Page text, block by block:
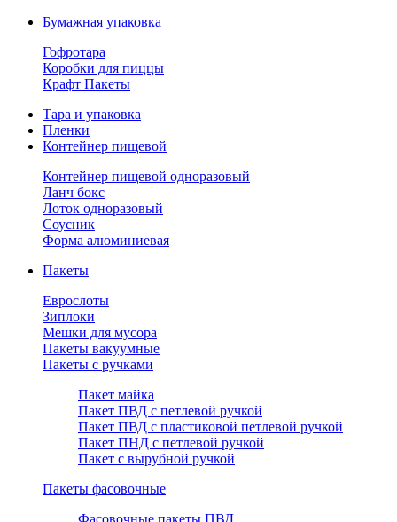
Бумажная упаковка
Гофротара
Коробки для пиццы
Крафт Пакеты
Тара и упаковка
Пленки
Контейнер пищевой
Контейнер пищевой одноразовый
Ланч бокс
Лоток одноразовый
Соусник
Форма алюминиевая
Пакеты
Еврослоты
Зиплоки
Мешки для мусора
Пакеты вакуумные
Пакеты с ручками
Пакет майка
Пакет ПВД с петлевой ручкой
Пакет ПВД с пластиковой петлевой ручкой
Пакет ПНД с петлевой ручкой
Пакет с вырубной ручкой
Пакеты фасовочные
Фасовочные пакеты ПВД